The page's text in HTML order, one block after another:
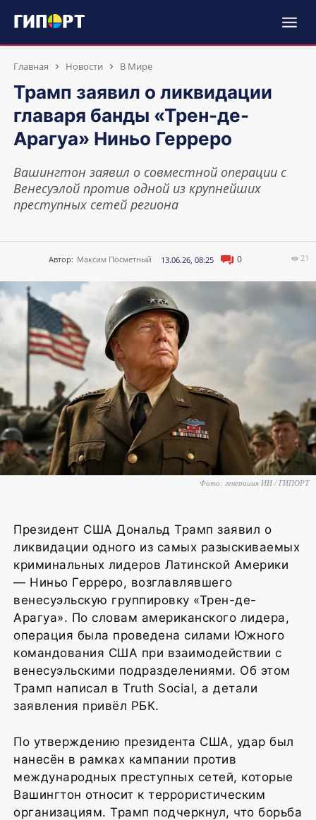
Главная Новости В Мире
Трамп заявил о ликвидации
главаря банды «Трен-де-
Арагуа» Ниньо Герреро
Вашингтон заявил о совместной операции с
Венесуэлой против одной из крупнейших
преступных сетей региона
Автор: Максим Посметный 13.06.26, 08:25 0 21
Фото: генерация ИИ / ГИПОРТ
Президент США Дональд Трамп заявил о
ликвидации одного из самых разыскиваемых
криминальных лидеров Латинской Америки
— Ниньо Герреро, возглавлявшего
венесуэльскую группировку «Трен-де-
Арагуа». По словам американского лидера,
операция была проведена силами Южного
командования США при взаимодействии с
венесуэльскими подразделениями. Об этом
Трамп написал в Truth Social, а детали
заявления привёл РБК.
По утверждению президента США, удар был
нанесён в рамках кампании против
международных преступных сетей, которые
Вашингтон относит к террористическим
организациям. Трамп подчеркнул, что борьба